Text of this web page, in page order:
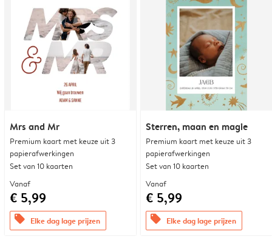
Mrs and Mr
Premium kaart met keuze uit 3
papierafwerkingen
Set van 10 kaarten
Vanaf
€ 5,99
offers Elke dag lage prijzen
Sterren, maan en magie
Premium kaart met keuze uit 3
papierafwerkingen
Set van 10 kaarten
Vanaf
€ 5,99
offers Elke dag lage prijzen